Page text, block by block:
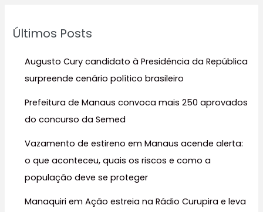
iÚltimos Posts
Augusto Cury candidato à Presidência da República
surpreende cenário político brasileiro
Prefeitura de Manaus convoca mais 250 aprovados
do concurso da Semed
Vazamento de estireno em Manaus acende alerta:
o que aconteceu, quais os riscos e como a
população deve se proteger
Manaquiri em Ação estreia na Rádio Curupira e leva